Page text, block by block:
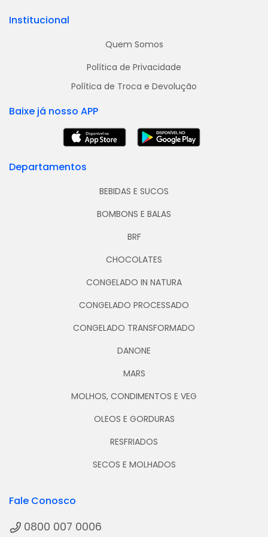
Institucional
Quem Somos
Política de Privacidade
Política de Troca e Devolução
Baixe já nosso APP
Departamentos
BEBIDAS E SUCOS
BOMBONS E BALAS
BRF
CHOCOLATES
CONGELADO IN NATURA
CONGELADO PROCESSADO
CONGELADO TRANSFORMADO
DANONE
MARS
MOLHOS, CONDIMENTOS E VEG
OLEOS E GORDURAS
RESFRIADOS
SECOS E MOLHADOS
Fale Conosco
0800 007 0006